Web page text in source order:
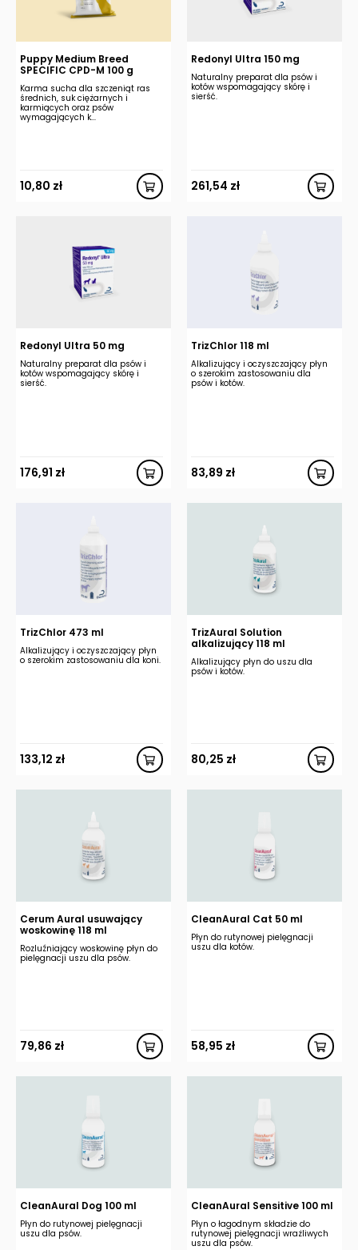
Puppy Medium Breed
SPECIFIC CPD-M 100 g
Karma sucha dla szczeniąt ras
średnich, suk ciężarnych i
karmiących oraz psów
wymagających k...
10,80 zł
Redonyl Ultra 150 mg
Naturalny preparat dla psów i
kotów wspomagający skórę i
sierść.
261,54 zł
Redonyl Ultra 50 mg
Naturalny preparat dla psów i
kotów wspomagający skórę i
sierść.
176,91 zł
TrizChlor 118 ml
Alkalizujący i oczyszczający płyn
o szerokim zastosowaniu dla
psów i kotów.
83,89 zł
TrizChlor 473 ml
Alkalizujący i oczyszczający płyn
o szerokim zastosowaniu dla koni.
133,12 zł
TrizAural Solution
alkalizujący 118 ml
Alkalizujący płyn do uszu dla
psów i kotów.
80,25 zł
Cerum Aural usuwający
woskowinę 118 ml
Rozluźniający woskowinę płyn do
pielęgnacji uszu dla psów.
79,86 zł
CleanAural Cat 50 ml
Płyn do rutynowej pielęgnacji
uszu dla kotów.
58,95 zł
CleanAural Dog 100 ml
Płyn do rutynowej pielęgnacji
uszu dla psów.
CleanAural Sensitive 100 ml
Płyn o łagodnym składzie do
rutynowej pielęgnacji wrażliwych
uszu dla psów.